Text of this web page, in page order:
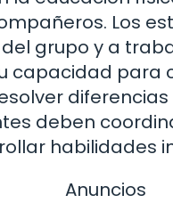
Los
grupo y a
capacidad para
deben
habilidades
Anuncios